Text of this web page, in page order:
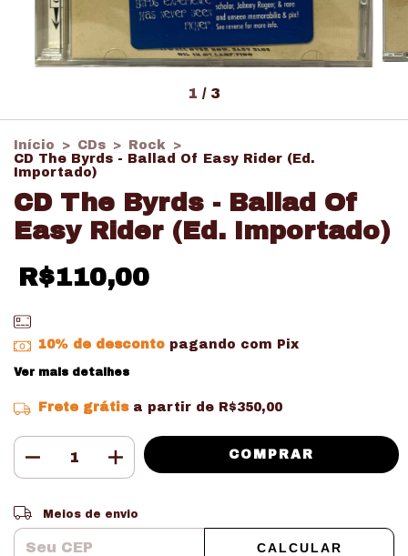
1 / 3
Início > CDs > Rock >
CD The Byrds - Ballad Of Easy Rider (Ed.
Importado)
CD The Byrds - Ballad Of
Easy Rider (Ed. Importado)
R$110,00
10% de descontopagando com Pix
Ver mais detalhes
Frete grátis a partir de R$350,00
Entregas para o CEP:
Meios de envio
CALCULAR